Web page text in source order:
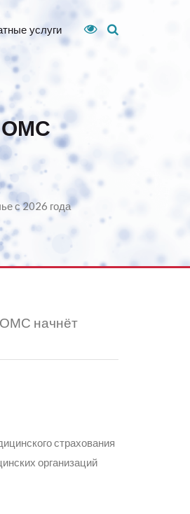
услуги
ОМС
с 2026 года
ОМС начнёт
страхования
организаций